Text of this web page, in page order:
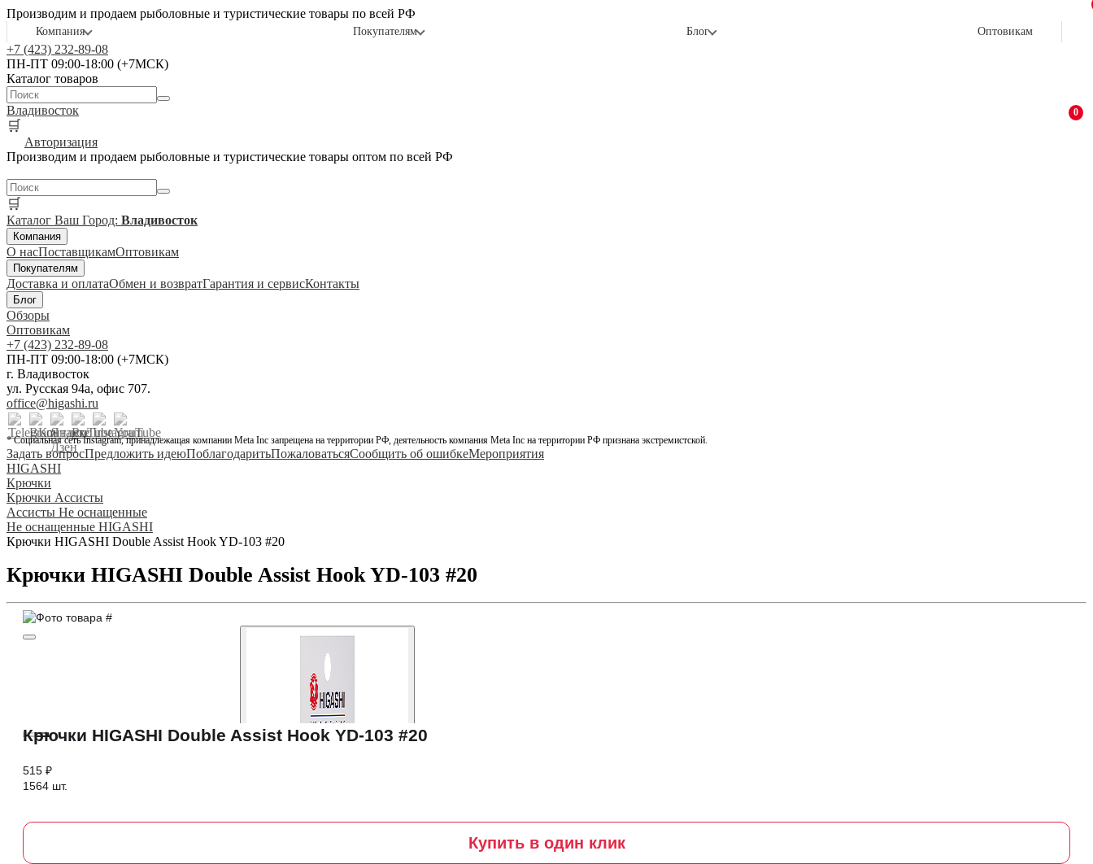
Производим и продаем рыболовные и туристические товары по всей РФ
Компания Покупателям Блог Оптовикам
+7 (423) 232-89-08
ПН-ПТ 09:00-18:00 (+7МСК)
Каталог товаров
Владивосток
🛒
0
Авторизация
Производим и продаем рыболовные и туристические товары оптом по всей РФ
🛒
Каталог Ваш Город: Владивосток
Компания
О насПоставщикамОптовикам
Покупателям
Доставка и оплатаОбмен и возвратГарантия и сервисКонтакты
Блог
Обзоры
Оптовикам
+7 (423) 232-89-08
ПН-ПТ 09:00-18:00 (+7МСК)
г. Владивосток
ул. Русская 94а, офис 707.
office@higashi.ru
* Социальная сеть Instagram, принадлежащая компании Meta Inc запрещена на территории РФ, деятельность компания Meta Inc на территории РФ признана экстремистской.
Задать вопросПредложить идеюПоблагодаритьПожаловатьсяСообщить об ошибкеМероприятия
HIGASHI
Крючки
Крючки Ассисты
Ассисты Не оснащенные
Не оснащенные HIGASHI
Крючки HIGASHI Double Assist Hook YD-103 #20
Крючки HIGASHI Double Assist Hook YD-103 #20
Крючки HIGASHI Double Assist Hook YD-103 #20
515 ₽
1564 шт.
Купить в один клик